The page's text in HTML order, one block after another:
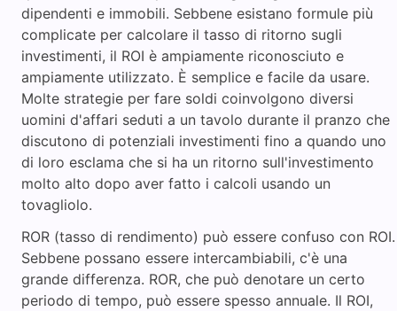
dipendenti e immobili. Sebbene esistano formule più
complicate per calcolare il tasso di ritorno sugli
investimenti, il ROI è ampiamente riconosciuto e
ampiamente utilizzato. È semplice e facile da usare.
Molte strategie per fare soldi coinvolgono diversi
uomini d'affari seduti a un tavolo durante il pranzo che
discutono di potenziali investimenti fino a quando uno
di loro esclama che si ha un ritorno sull'investimento
molto alto dopo aver fatto i calcoli usando un
tovagliolo.
ROR (tasso di rendimento) può essere confuso con ROI.
Sebbene possano essere intercambiabili, c'è una
grande differenza. ROR, che può denotare un certo
periodo di tempo, può essere spesso annuale. Il ROI,